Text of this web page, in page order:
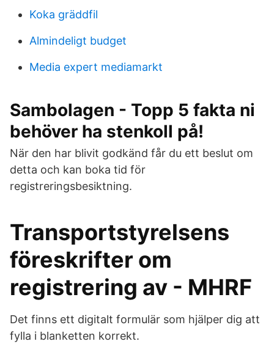
Koka gräddfil
Almindeligt budget
Media expert mediamarkt
Sambolagen - Topp 5 fakta ni
behöver ha stenkoll på!
När den har blivit godkänd får du ett beslut om
detta och kan boka tid för
registreringsbesiktning.
Transportstyrelsens
föreskrifter om
registrering av - MHRF
Det finns ett digitalt formulär som hjälper dig att
fylla i blanketten korrekt.